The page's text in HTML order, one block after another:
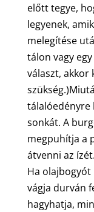
előtt tegye,
legyenek,
melegítése
tálon vagy
választ, akkor
tálalóedényre
sonkát. A
megpuhítja a
átvenni az
Ha olajbogyót
vágja durván
hagyhatja,